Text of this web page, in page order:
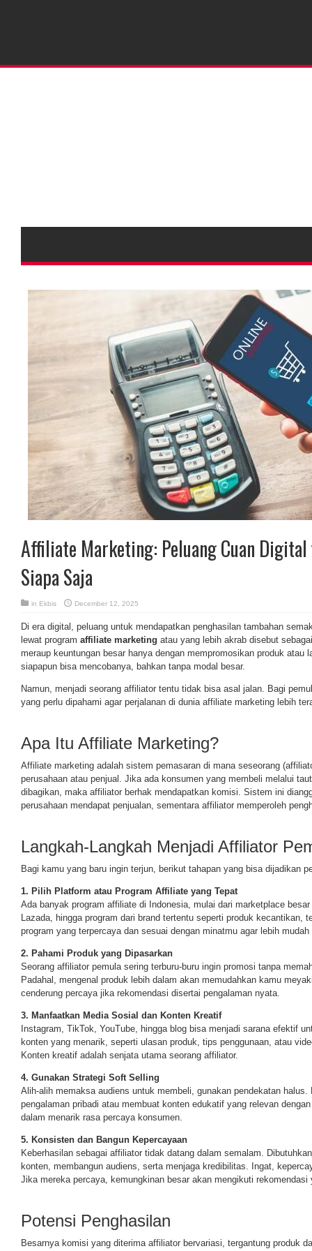
Affiliate Marketing: Peluang Cuan
Siapa Saja
in Ekbis December 12, 2025
Di era digital, peluang untuk mendapatkan penghasilan tambahan
lewat program affiliate marketing atau yang lebih akrab disebut
meraup keuntungan besar hanya dengan mempromosikan produk atau
siapapun bisa mencobanya, bahkan tanpa modal besar.
Namun, menjadi seorang affiliator tentu tidak bisa asal jalan. Bagi
yang perlu dipahami agar perjalanan di dunia affiliate marketing lebih
Apa Itu Affiliate Marketing?
Affiliate marketing adalah sistem pemasaran di mana seseorang
perusahaan atau penjual. Jika ada konsumen yang membeli melalui
dibagikan, maka affiliator berhak mendapatkan komisi. Sistem ini
perusahaan mendapat penjualan, sementara affiliator memperoleh
Langkah-Langkah Menjadi Affiliator
Bagi kamu yang baru ingin terjun, berikut tahapan yang bisa dijadikan
1. Pilih Platform atau Program Affiliate yang Tepat
Ada banyak program affiliate di Indonesia, mulai dari marketplace
Lazada, hingga program dari brand tertentu seperti produk kecantikan,
program yang terpercaya dan sesuai dengan minatmu agar lebih
2. Pahami Produk yang Dipasarkan
Seorang affiliator pemula sering terburu-buru ingin promosi tanpa
Padahal, mengenal produk lebih dalam akan memudahkan kamu
cenderung percaya jika rekomendasi disertai pengalaman nyata.
3. Manfaatkan Media Sosial dan Konten Kreatif
Instagram, TikTok, YouTube, hingga blog bisa menjadi sarana efektif
konten yang menarik, seperti ulasan produk, tips penggunaan, atau
Konten kreatif adalah senjata utama seorang affiliator.
4. Gunakan Strategi Soft Selling
Alih-alih memaksa audiens untuk membeli, gunakan pendekatan
pengalaman pribadi atau membuat konten edukatif yang relevan
dalam menarik rasa percaya konsumen.
5. Konsisten dan Bangun Kepercayaan
Keberhasilan sebagai affiliator tidak datang dalam semalam.
konten, membangun audiens, serta menjaga kredibilitas. Ingat,
Jika mereka percaya, kemungkinan besar akan mengikuti rekomendasi
Potensi Penghasilan
Besarnya komisi yang diterima affiliator bervariasi, tergantung produk